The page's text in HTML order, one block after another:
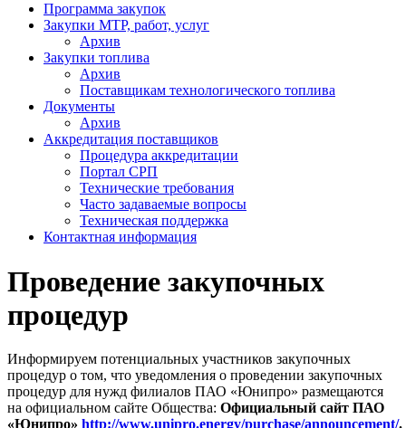
Программа закупок
Закупки МТР, работ, услуг
Архив
Закупки топлива
Архив
Поставщикам технологического топлива
Документы
Архив
Аккредитация поставщиков
Процедура аккредитации
Портал СРП
Технические требования
Часто задаваемые вопросы
Техническая поддержка
Контактная информация
Проведение закупочных
процедур
Информируем потенциальных участников закупочных
процедур о том, что уведомления о проведении закупочных
процедур для нужд филиалов ПАО «Юнипро» размещаются
на официальном сайте Общества: Официальный сайт ПАО
«Юнипро» http://www.unipro.energy/purchase/announcement/.